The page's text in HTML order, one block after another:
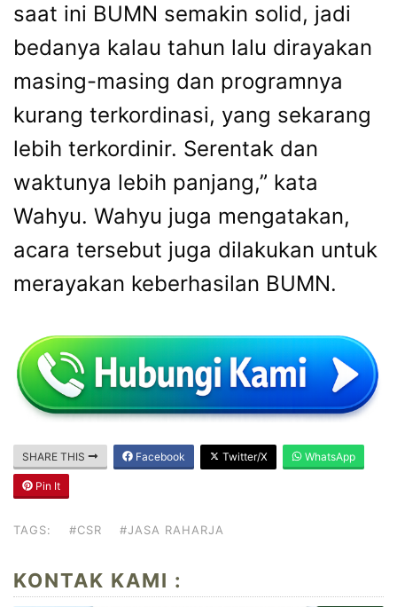
saat ini BUMN semakin solid, jadi
bedanya kalau tahun lalu dirayakan
masing-masing dan programnya
kurang terkordinasi, yang sekarang
lebih terkordinir. Serentak dan
waktunya lebih panjang,” kata
Wahyu. Wahyu juga mengatakan,
acara tersebut juga dilakukan untuk
merayakan keberhasilan BUMN.
SHARE THIS Facebook Twitter/X WhatsApp
Pin It
TAGS: #CSR #JASA RAHARJA
KONTAK KAMI :